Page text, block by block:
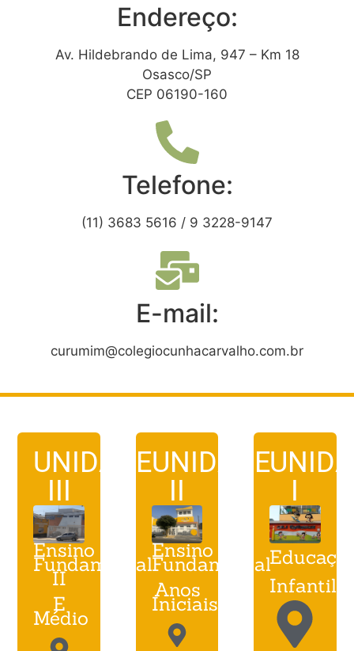
Endereço:
Av. Hildebrando de Lima, 947 – Km 18
Osasco/SP
CEP 06190-160
Telefone:
(11) 3683 5616 / 9 3228-9147
E-mail:
curumim@colegiocunhacarvalho.com.br
I
Infantil
UNIDADE
II
Ensino
Fundamental
Anos
Iniciais
UNIDADE
III
Ensino
Fundamental
II
E
Médio